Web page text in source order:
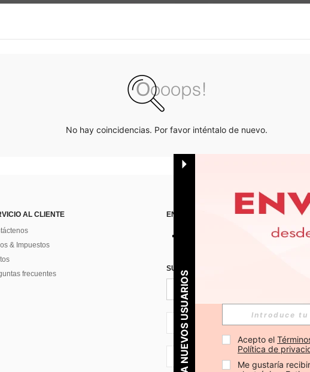
No hay coincidencias. Por favor inténtalo de nuevo.
AL CLIENTE
& Impuestos
frecuentes
ENCUÉNTRANOS EN
SUSCRÍBETE PARA RECIBIR OFERTAS
ES + 34
ES + 34
PARA NUEVOS USUARIOS Acepto el
Política de
Me gustaría